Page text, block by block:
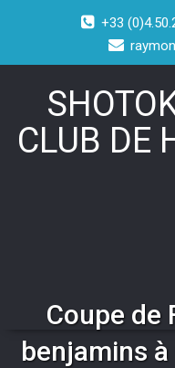
+33
CLUB DE
Coupe de
benjamins